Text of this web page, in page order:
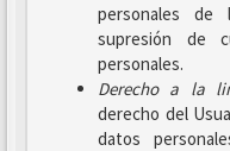
personales
supresión de
personales.
Derecho a la
derecho del
datos